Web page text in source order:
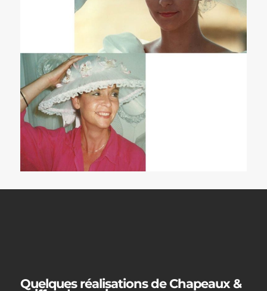
Quelques réalisations de Chapeaux &